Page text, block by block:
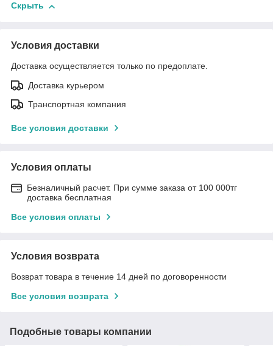
Скрыть
Условия доставки
Доставка осуществляется только по предоплате.
Доставка курьером
Транспортная компания
Все условия доставки
Условия оплаты
Безналичный расчет. При сумме заказа от 100 000тг
доставка бесплатная
Все условия оплаты
Условия возврата
Возврат товара в течение 14 дней по договоренности
Все условия возврата
Подобные товары компании